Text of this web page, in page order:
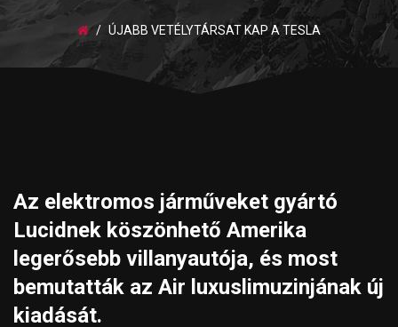
ÚJABB VETÉLYTÁRSAT KAP A TESLA
Az elektromos járműveket gyártó
Lucidnek köszönhető Amerika
legerősebb villanyautója, és most
bemutatták az Air luxuslimuzinjának új
kiadását.